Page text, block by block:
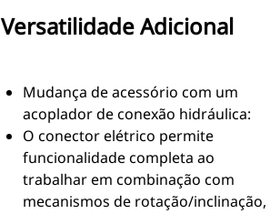
Versatilidade Adicional
Mudança de acessório com um
acoplador de conexão hidráulica:
O conector elétrico permite
funcionalidade completa ao
trabalhar em combinação com
mecanismos de rotação/inclinação,